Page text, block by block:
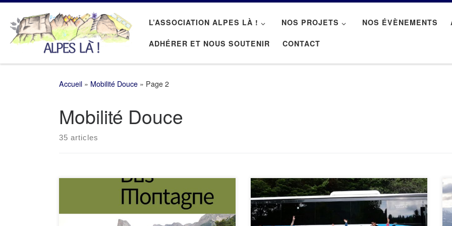
Passer au contenu
L’ASSOCIATION ALPES LÀ ! NOS PROJETS NOS ÉVÈNEMENTS
ADHÉRER ET NOUS SOUTENIR CONTACT
Accueil » Mobilité Douce » Page 2
Mobilité Douce
35 articles
L’association Alpes Là propose tous les week-
Afin d’organiser au mieux les Bus Montagne de
juin 2025, nous recherchons des référent·es bus.